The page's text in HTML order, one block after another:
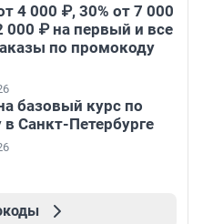
4 000 ₽, 30% от 7 000
000 ₽ на первый и все
по промокоду
базовый курс по
Санкт-Петербурге